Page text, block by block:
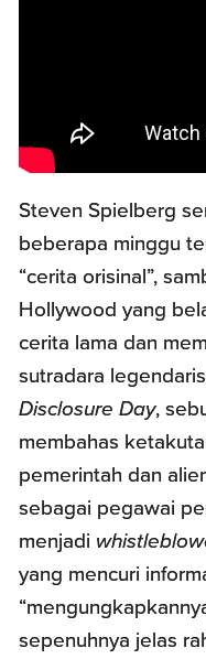
Steven Spielberg
beberapa minggu
“cerita orisinal”,
Hollywood yang
cerita lama dan
sutradara
Disclosure Day,
membahas
pemerintah dan
sebagai pegawai
menjadi
yang mencuri
sepenuhnya jelas